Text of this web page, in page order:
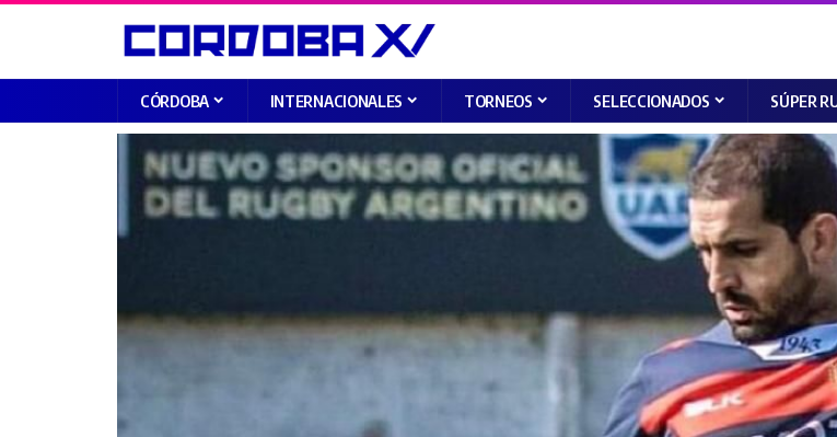
CÓRDOBA INTERNACIONALES TORNEOS SELECCIONADOS SÚPER